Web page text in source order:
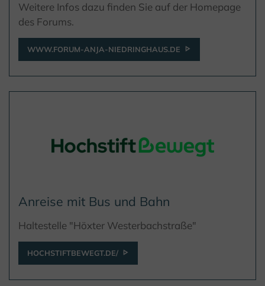
Weitere Infos dazu finden Sie auf der Homepage
des Forums.
WWW.FORUM-ANJA-NIEDRINGHAUS.DE
Anreise mit Bus und Bahn
Haltestelle "Höxter Westerbachstraße"
HOCHSTIFTBEWEGT.DE/